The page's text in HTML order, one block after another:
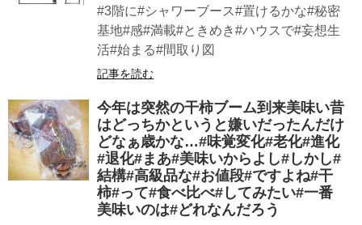
#3階に#シャワーブース#置けるかな#秘密
基地#感#満載#ときめき#ハウスで#妄想生
活#始まる#間取り図
記事を読む
今年は突然の干柿ブーム到来美味い昔
はどっちかというと嫌いだったんだけ
どなぁ歳かな…#味覚変化#老化#進化
#退化#まあ#美味いからよし#しかし#
結構#高級品な#お値段#ですよね#干
柿#って#食べ比べ#してみたい#一番
美味いのは#どれなんだろう